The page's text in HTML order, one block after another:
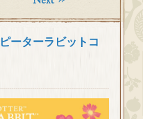
ーターラビットコ